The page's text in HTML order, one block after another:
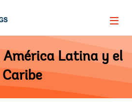
Page
América Latina y el
Caribe